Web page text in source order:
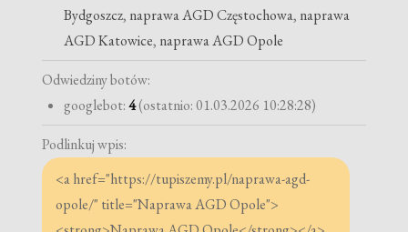
Bydgoszcz, naprawa AGD Częstochowa, naprawa
AGD Katowice, naprawa AGD Opole
Odwiedziny botów:
googlebot:4(ostatnio: 01.03.2026 10:28:28)
Podlinkuj wpis: